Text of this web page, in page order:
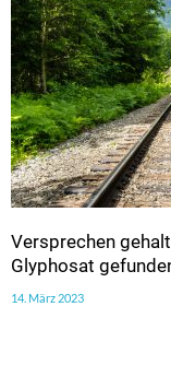
Versprechen
Glyphosat
14. März 2023